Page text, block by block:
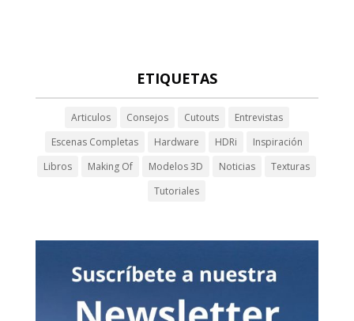
ETIQUETAS
Articulos Consejos Cutouts
Entrevistas
Escenas Completas
Hardware HDRi
Inspiración
Libros
Making Of Modelos 3D Noticias
Texturas
Tutoriales